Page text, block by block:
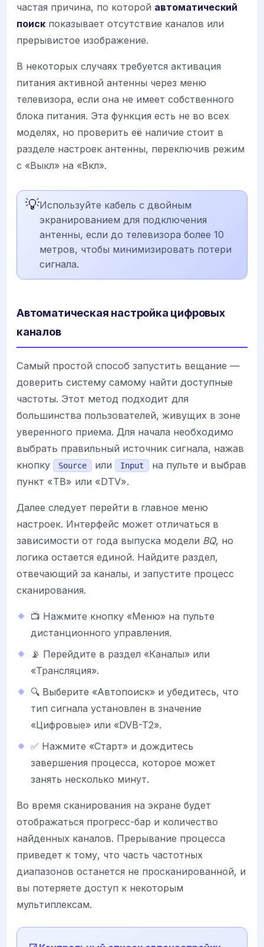
частая причина, по которой автоматический
поиск показывает отсутствие каналов или
прерывистое изображение.
В некоторых случаях требуется активация
питания активной антенны через меню
телевизора, если она не имеет собственного
блока питания. Эта функция есть не во всех
моделях, но проверить её наличие стоит в
разделе настроек антенны, переключив режим
с «Выкл» на «Вкл».
💡Используйте кабель с двойным
экранированием для подключения
антенны, если до телевизора более 10
метров, чтобы минимизировать потери
сигнала.
Автоматическая настройка цифровых
каналов
Самый простой способ запустить вещание —
доверить систему самому найти доступные
частоты. Этот метод подходит для
большинства пользователей, живущих в зоне
уверенного приема. Для начала необходимо
выбрать правильный источник сигнала, нажав
кнопку
Source или Input
на пульте и выбрав
пункт «ТВ» или «DTV».
Далее следует перейти в главное меню
настроек. Интерфейс может отличаться в
зависимости от года выпуска модели BQ, но
логика остается единой. Найдите раздел,
отвечающий за каналы, и запустите процесс
сканирования.
📺 Нажмите кнопку «Меню» на пульте
дистанционного управления.
📡 Перейдите в раздел «Каналы» или
«Трансляция».
🔍 Выберите «Автопоиск» и убедитесь, что
тип сигнала установлен в значение
«Цифровые» или «DVB-T2».
✅ Нажмите «Старт» и дождитесь
завершения процесса, которое может
занять несколько минут.
Во время сканирования на экране будет
отображаться прогресс-бар и количество
найденных каналов. Прерывание процесса
приведет к тому, что часть частотных
диапазонов останется не просканированной, и
вы потеряете доступ к некоторым
мультиплексам.